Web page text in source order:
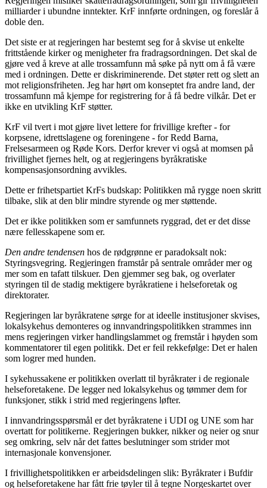
milliarder i ubundne inntekter. KrF innførte ordningen, og foreslår å
doble den.
Det siste er at regjeringen har bestemt seg for å skvise ut enkelte
frittstående kirker og menigheter fra fradragsordningen. Det skal de
gjøre ved å kreve at alle trossamfunn må søke på nytt om å få være
med i ordningen. Dette er diskriminerende. Det støter rett og slett an
mot religionsfriheten. Jeg har hørt om konseptet fra andre land, der
trossamfunn må kjempe for registrering for å få bedre vilkår. Det er
ikke en utvikling KrF støtter.
KrF vil tvert i mot gjøre livet lettere for frivillige krefter - for
korpsene, idrettslagene og foreningene - for Redd Barna,
Frelsesarmeen og Røde Kors. Derfor krever vi også at momsen på
frivillighet fjernes helt, og at regjeringens byråkratiske
kompensasjonsordning avvikles.
Dette er frihetspartiet KrFs budskap: Politikken må rygge noen skritt
tilbake, slik at den blir mindre styrende og mer støttende.
Det er ikke politikken som er samfunnets ryggrad, det er det disse
nære fellesskapene som er.
Den andre tendensen hos de rødgrønne er paradoksalt nok:
Styringsvegring. Regjeringen framstår på sentrale områder mer og
mer som en tafatt tilskuer. Den gjemmer seg bak, og overlater
styringen til de stadig mektigere byråkratiene i helseforetak og
direktorater.
Regjeringen lar byråkratene sørge for at ideelle institusjoner skvises,
lokalsykehus demonteres og innvandringspolitikken strammes inn
mens regjeringen virker handlingslammet og fremstår i høyden som
kommentatorer til egen politikk. Det er feil rekkefølge: Det er halen
som logrer med hunden.
I sykehussakene er politikken overlatt til byråkrater i de regionale
helseforetakene. De legger ned lokalsykehus og tømmer dem for
funksjoner, stikk i strid med regjeringens løfter.
I innvandringsspørsmål er det byråkratene i UDI og UNE som har
overtatt for politikerne. Regjeringen bukker, nikker og neier og snur
seg omkring, selv når det fattes beslutninger som strider mot
internasjonale konvensjoner.
I frivillighetspolitikken er arbeidsdelingen slik: Byråkrater i Bufdir
og helseforetakene har fått frie tøyler til å tegne Norgeskartet over